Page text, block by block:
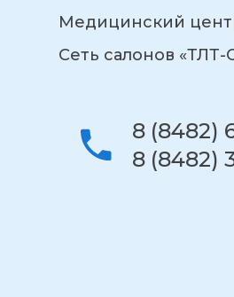
Медицинский
Сеть салонов «ТЛТ-
8 (8482)
8 (8482)